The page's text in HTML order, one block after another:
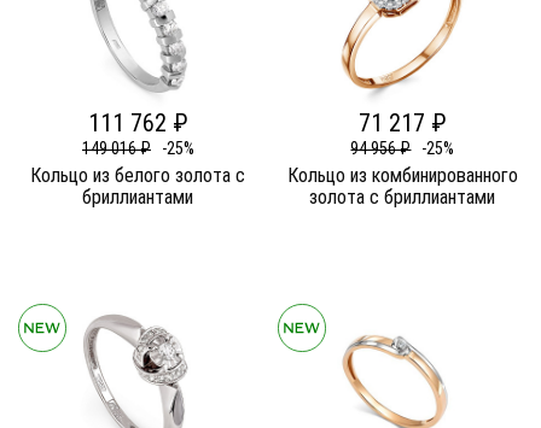
111 762 ₽
149 016 ₽ -25%
Кольцо из белого золота c
бриллиантами
71 217 ₽
94 956 ₽ -25%
Кольцо из комбинированного
золота c бриллиантами